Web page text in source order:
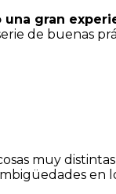
gran
de buenas
muy
en